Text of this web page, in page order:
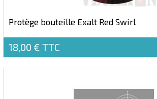
Protège bouteille Exalt Red Swirl
18,00 € TTC